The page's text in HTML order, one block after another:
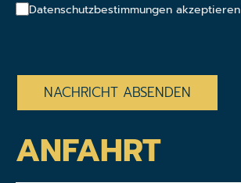
Datenschutzbestimmungen akzeptieren
ANFAHRT